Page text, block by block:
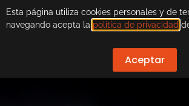
Esta página utiliza cookies personales y de
navegando acepta la política de privacidad
Aceptar